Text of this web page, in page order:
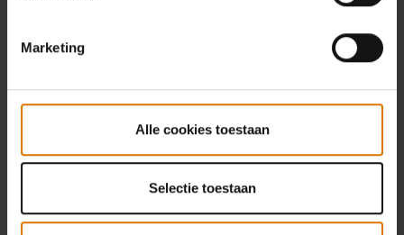
Marketing
Alle cookies toestaan
Selectie toestaan